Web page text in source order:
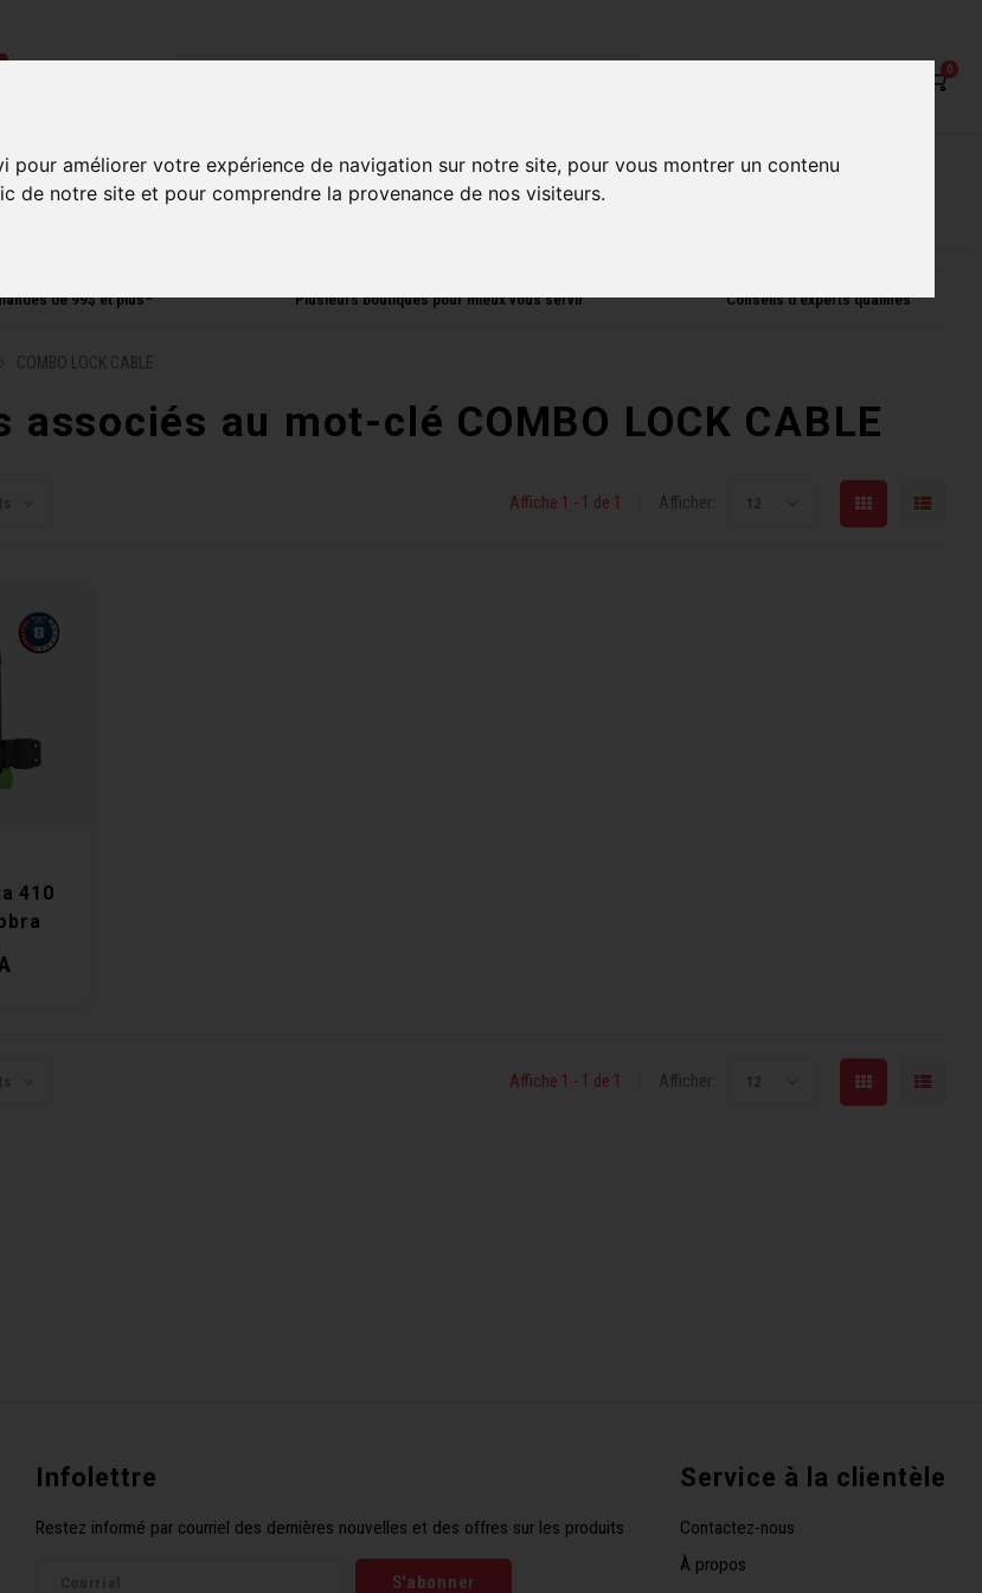
améliorer votre expérience de navigation sur notre site, pour vous montrer un contenu
de notre site et pour comprendre la provenance de nos visiteurs.
0
Accessoires Composantes Liquidation Nos Services Nos boutiques
de 99$ et plus* Plusieurs boutiques pour mieux vous servir Conseils d'experts qualifiés
COMBO LOCK CABLE
associés au mot-clé COMBO LOCK CABLE
Affiche 1 - 1 de 1 Afficher: 12
410
Affiche 1 - 1 de 1 Afficher: 12
Infolettre
Restez informé par courriel des dernières nouvelles et des offres sur les produits
S'abonner
Service à la clientèle
Contactez-nous
À propos